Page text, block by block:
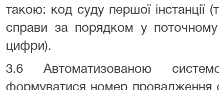
такою: код суду першої інстанції
справи за порядком у поточному
цифри).
3.6 Автоматизованою
формуватися номер провадження